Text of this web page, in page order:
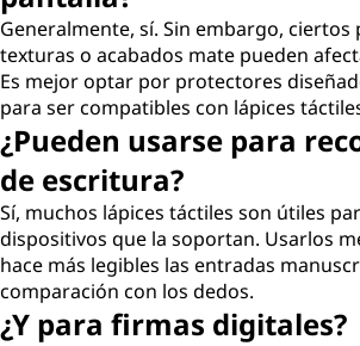
Generalmente, sí. Sin embargo,
texturas o acabados mate pueden
Es mejor optar por protectores
para ser compatibles con lápices
¿Pueden usarse para
de escritura?
Sí, muchos lápices táctiles son útiles
dispositivos que la soportan. Usarlos
hace más legibles las entradas
comparación con los dedos.
¿Y para firmas digitales?